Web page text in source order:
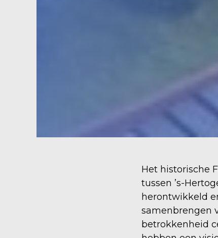
Het historische
tussen ’s-
herontwikkeld
samenbrengen
betrokkenheid